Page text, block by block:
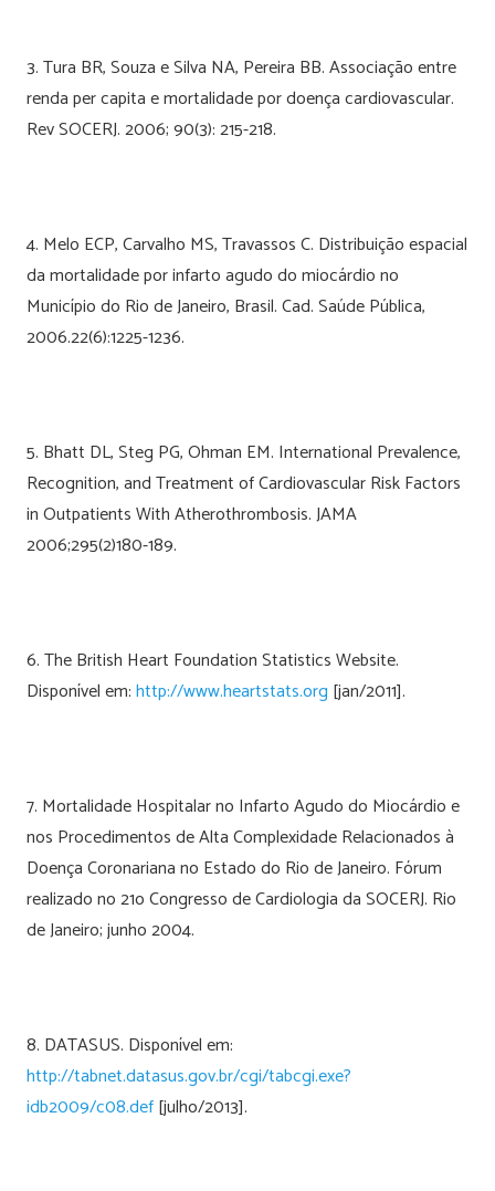
3. Tura BR, Souza e Silva NA, Pereira BB. Associação entre
renda per capita e mortalidade por doença cardiovascular.
Rev SOCERJ. 2006; 90(3): 215-218.
4. Melo ECP, Carvalho MS, Travassos C. Distribuição espacial
da mortalidade por infarto agudo do miocárdio no
Município do Rio de Janeiro, Brasil. Cad. Saúde Pública,
2006.22(6):1225-1236.
5. Bhatt DL, Steg PG, Ohman EM. International Prevalence,
Recognition, and Treatment of Cardiovascular Risk Factors
in Outpatients With Atherothrombosis. JAMA
2006;295(2)180-189.
6. The British Heart Foundation Statistics Website.
Disponível em:http://www.heartstats.org [jan/2011].
7. Mortalidade Hospitalar no Infarto Agudo do Miocárdio e
nos Procedimentos de Alta Complexidade Relacionados à
Doença Coronariana no Estado do Rio de Janeiro. Fórum
realizado no 21o Congresso de Cardiologia da SOCERJ. Rio
de Janeiro; junho 2004.
8. DATASUS. Disponível em:
http://tabnet.datasus.gov.br/cgi/tabcgi.exe?
idb2009/c08.def[julho/2013].